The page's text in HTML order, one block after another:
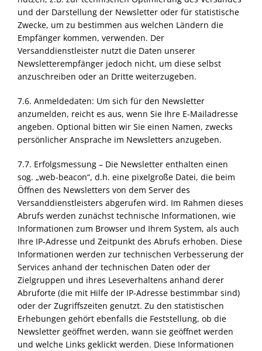
und der Darstellung der Newsletter oder für statistische
Zwecke, um zu bestimmen aus welchen Ländern die
Empfänger kommen, verwenden. Der
Versanddienstleister nutzt die Daten unserer
Newsletterempfänger jedoch nicht, um diese selbst
anzuschreiben oder an Dritte weiterzugeben.
7.6. Anmeldedaten: Um sich für den Newsletter
anzumelden, reicht es aus, wenn Sie Ihre E-Mailadresse
angeben. Optional bitten wir Sie einen Namen, zwecks
persönlicher Ansprache im Newsletters anzugeben.
7.7. Erfolgsmessung – Die Newsletter enthalten einen
sog. „web-beacon“, d.h. eine pixelgroße Datei, die beim
Öffnen des Newsletters von dem Server des
Versanddienstleisters abgerufen wird. Im Rahmen dieses
Abrufs werden zunächst technische Informationen, wie
Informationen zum Browser und Ihrem System, als auch
Ihre IP-Adresse und Zeitpunkt des Abrufs erhoben. Diese
Informationen werden zur technischen Verbesserung der
Services anhand der technischen Daten oder der
Zielgruppen und ihres Leseverhaltens anhand derer
Abruforte (die mit Hilfe der IP-Adresse bestimmbar sind)
oder der Zugriffszeiten genutzt. Zu den statistischen
Erhebungen gehört ebenfalls die Feststellung, ob die
Newsletter geöffnet werden, wann sie geöffnet werden
und welche Links geklickt werden. Diese Informationen